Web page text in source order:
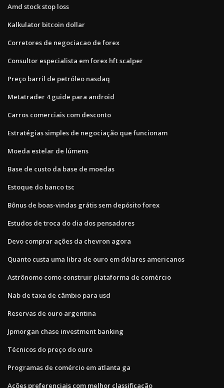
Amd stock stop loss
Kalkulator bitcoin dollar
Corretores de negociacao de forex
Consultor especialista em forex hft scalper
Preço barril de petróleo nasdaq
Metatrader 4 guide para android
Carros comerciais com desconto
Estratégias simples de negociação que funcionam
Moeda estelar de lúmens
Base de custo da base de moedas
Estoque do banco tsc
Bônus de boas-vindas grátis sem depósito forex
Estudos de troca do dia dos pensadores
Devo comprar ações da chevron agora
Quanto custa uma libra de ouro em dólares americanos
Astrônomo como construir plataforma de comércio
Nab de taxa de câmbio para usd
Reservas de ouro argentina
Jpmorgan chase investment banking
Técnicos do preço do ouro
Programas de comércio em atlanta ga
Ações preferenciais com melhor classificação